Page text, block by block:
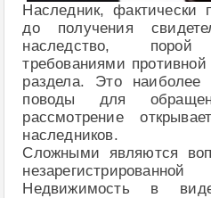
Наследник, фактически
до получения
наследство,
требованиями
раздела. Это наиболее
поводы для
рассмотрение
наследников.
Сложными являются
Недвижимость в